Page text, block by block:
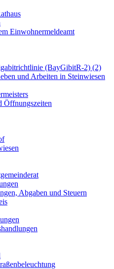
Einwohnermeldeamt
(BayGibitR-2) (2)
und Arbeiten in Steinwiesen
Öffnungszeiten
Abgaben und Steuern